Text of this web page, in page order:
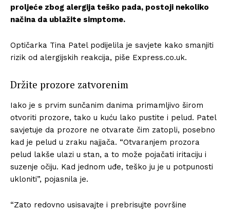
proljeće zbog alergija teško pada, postoji nekoliko
načina da ublažite simptome.
Optičarka Tina Patel podijelila je savjete kako smanjiti
rizik od alergijskih reakcija, piše Express.co.uk.
Držite prozore zatvorenim
Iako je s prvim sunčanim danima primamljivo širom
otvoriti prozore, tako u kuću lako pustite i pelud. Patel
savjetuje da prozore ne otvarate čim zatopli, posebno
kad je pelud u zraku najjača. “Otvaranjem prozora
pelud lakše ulazi u stan, a to može pojačati iritaciju i
suzenje očiju. Kad jednom uđe, teško ju je u potpunosti
ukloniti”, pojasnila je.
“Zato redovno usisavajte i prebrisujte površine